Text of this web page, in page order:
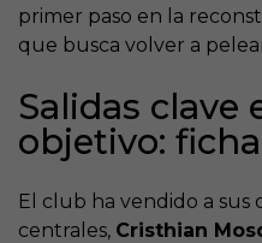
primer paso en la
que busca volver a
Salidas clave
objetivo:
El club ha vendido a sus
centrales, Cristhian